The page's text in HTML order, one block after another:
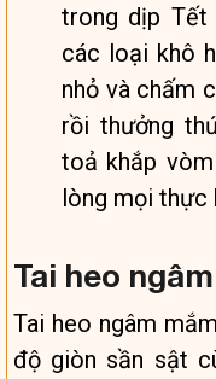
trong dịp Tết
các loại khô
nhỏ và chấm
rồi thưởng
toả khắp
lòng mọi thực
Tai heo
Tai heo ngâm
độ giòn sần sật